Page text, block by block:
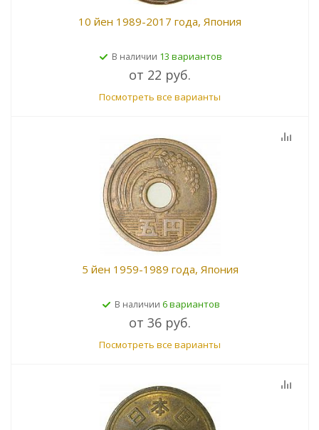
10 йен 1989-2017 года, Япония
В наличии 13 вариантов
от 22 руб.
Посмотреть все варианты
5 йен 1959-1989 года, Япония
В наличии 6 вариантов
от 36 руб.
Посмотреть все варианты